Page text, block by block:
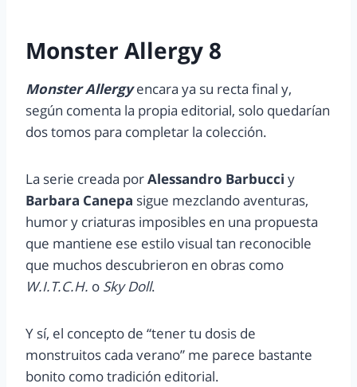
Monster Allergy 8
Monster Allergyencara ya su recta final y,
según comenta la propia editorial, solo quedarían
dos tomos para completar la colección.
La serie creada porAlessandro Barbucci y
Barbara Canepa sigue mezclando aventuras,
humor y criaturas imposibles en una propuesta
que mantiene ese estilo visual tan reconocible
que muchos descubrieron en obras como
W.I.T.C.H. o Sky Doll.
Y sí, el concepto de “tener tu dosis de
monstruitos cada verano” me parece bastante
bonito como tradición editorial.